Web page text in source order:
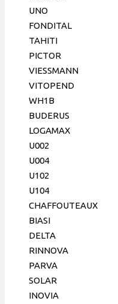
Electrolux,
Ferroli,
Fondital,
UNO
FONDITAL
TAHITI
PICTOR
VIESSMANN
VITOPEND
WH1B
BUDERUS
LOGAMAX
U002
U004
U102
U104
CHAFFOUTEAUX
BIASI
DELTA
RINNOVA
PARVA
SOLAR
INOVIA